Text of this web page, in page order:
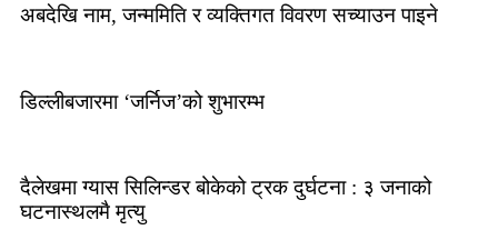
अबदेखि नाम, जन्ममिति र व्यक्तिगत विवरण सच्याउन पाइने
डिल्लीबजारमा ‘जर्निज’को शुभारम्भ
दैलेखमा ग्यास सिलिन्डर बोकेको ट्रक दुर्घटना : ३ जनाको
घटनास्थलमै मृत्यु